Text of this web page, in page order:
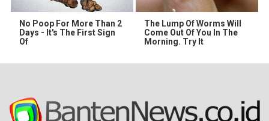
No Poop For More Than 2
Days - It's The First Sign
Of
The Lump Of Worms Will
Come Out Of You In The
Morning. Try It